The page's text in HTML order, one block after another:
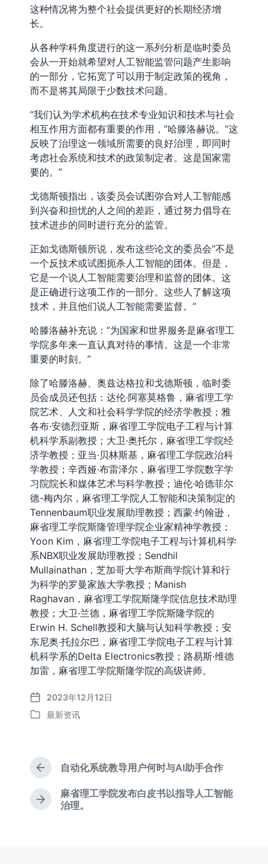
这种情况将为整个社会提供更好的长期经济增
长。
从各种学科角度进行的这一系列分析是临时委员
会从一开始就希望对人工智能监管问题产生影响
的一部分，它拓宽了可以用于制定政策的视角，
而不是将其局限于少数技术问题。
“我们认为学术机构在技术专业知识和技术与社会
相互作用方面都有重要的作用，”哈滕洛赫说。“这
反映了治理这一领域所需要的良好治理，即同时
考虑社会系统和技术的政策制定者。这是国家需
要的。”
戈德斯顿指出，该委员会试图弥合对人工智能感
到兴奋和担忧的人之间的差距，通过努力倡导在
技术进步的同时进行充分的监管。
正如戈德斯顿所说，发布这些论文的委员会“不是
一个反技术或试图扼杀人工智能的团体。但是，
它是一个说人工智能需要治理和监督的团体。这
是正确进行这项工作的一部分。这些人了解这项
技术，并且他们说人工智能需要监督。”
哈滕洛赫补充说：“为国家和世界服务是麻省理工
学院多年来一直认真对待的事情。这是一个非常
重要的时刻。”
除了哈滕洛赫、奥兹达格拉和戈德斯顿，临时委
员会成员还包括：达伦·阿塞莫格鲁，麻省理工学
院艺术、人文和社会科学学院的经济学教授；雅
各布·安德烈亚斯，麻省理工学院电子工程与计算
机科学系副教授；大卫·奥托尔，麻省理工学院经
济学教授；亚当·贝林斯基，麻省理工学院政治科
学教授；辛西娅·布雷泽尔，麻省理工学院数字学
习院院长和媒体艺术与科学教授；迪伦·哈德菲尔
德-梅内尔，麻省理工学院人工智能和决策制定的
Tennenbaum职业发展助理教授；西蒙·约翰逊，
麻省理工学院斯隆管理学院企业家精神学教授；
Yoon Kim，麻省理工学院电子工程与计算机科学
系NBX职业发展助理教授；Sendhil
Mullainathan，芝加哥大学布斯商学院计算和行
为科学的罗曼家族大学教授；Manish
Raghavan，麻省理工学院斯隆学院信息技术助理
教授；大卫·兰德，麻省理工学院斯隆学院的
Erwin H. Schell教授和大脑与认知科学教授；安
东尼奥·托拉尔巴，麻省理工学院电子工程与计算
机科学系的Delta Electronics教授；路易斯·维德
加雷，麻省理工学院斯隆学院的高级讲师。
发
布
2023年12月12日
发
最新资讯
上
文
章
自动化系统教导用户何时与AI助手合作
下
麻省理工学院发布白皮书以指导人工智能
治理。